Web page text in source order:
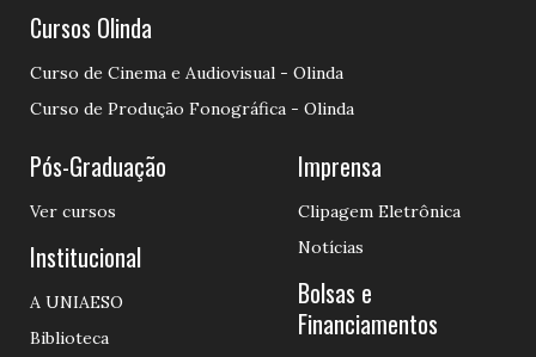
Cursos Olinda
Curso de Cinema e Audiovisual - Olinda
Curso de Produção Fonográfica - Olinda
Pós-Graduação
Ver cursos
Institucional
A UNIAESO
Biblioteca
Imprensa
Clipagem Eletrônica
Notícias
Bolsas e
Financiamentos